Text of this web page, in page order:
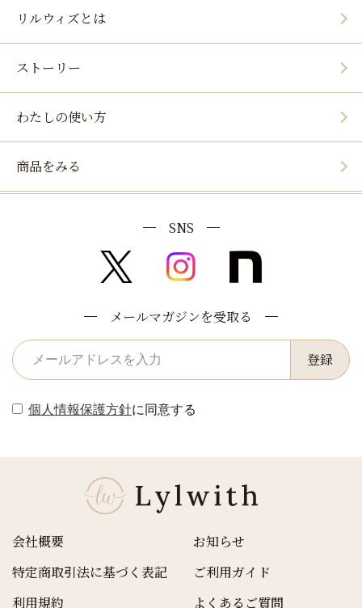
リルウィズとは
ストーリー
わたしの使い方
商品をみる
会社概要
特定商取引法に基づく表記
利用規約
お知らせ
ご利用ガイド
よくあるご質問
SNS
メールマガジンを受取る
登録
個人情報保護方針に同意する